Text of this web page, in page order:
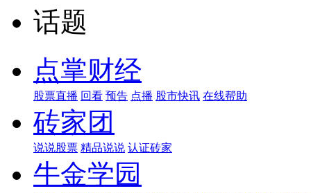
话题
点掌财经
股票直播 回看 预告 点播 股市快讯 在线帮助
砖家团
说说股票 精品说说 认证砖家
牛金学园